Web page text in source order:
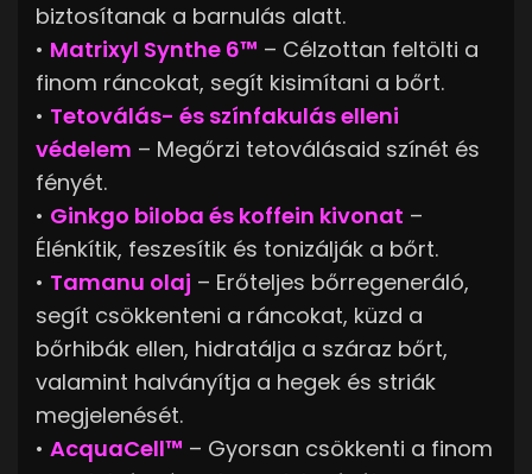
biztosítanak a barnulás alatt.
• Matrixyl Synthe 6™ – Célzottan feltölti a
finom ráncokat, segít kisimítani a bőrt.
• Tetoválás- és színfakulás elleni
védelem – Megőrzi tetoválásaid színét és
fényét.
• Ginkgo biloba és koffein kivonat –
Élénkítik, feszesítik és tonizálják a bőrt.
• Tamanu olaj – Erőteljes bőrregeneráló,
segít csökkenteni a ráncokat, küzd a
bőrhibák ellen, hidratálja a száraz bőrt,
valamint halványítja a hegek és striák
megjelenését.
• AcquaCell™ – Gyorsan csökkenti a finom